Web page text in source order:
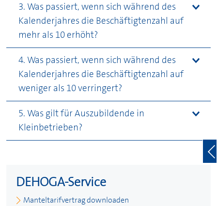
3. Was passiert, wenn sich während des
Kalenderjahres die Beschäftigtenzahl auf
mehr als 10 erhöht?
4. Was passiert, wenn sich während des
Kalenderjahres die Beschäftigtenzahl auf
weniger als 10 verringert?
5. Was gilt für Auszubildende in
Kleinbetrieben?
DEHOGA-Service
Manteltarifvertrag downloaden